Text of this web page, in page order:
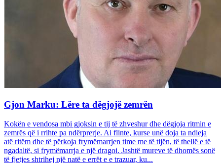
Gjon Marku: Lëre ta dëgjojë zemrën
Kokën e vendosa mbi gjoksin e tij të zhveshur dhe dëgjoja ritmin e
zemrës që i rrihte pa ndërprerje. Ai flinte, kurse unë doja ta ndieja
atë ritëm dhe të përkoja frymëmarrjen time me të tijën, të thellë e të
ngadaltë, si frymëmarrja e një dragoi. Jashtë mureve të dhomës sonë
të fjetjes shtrihej një natë e errët e e trazuar, ku...